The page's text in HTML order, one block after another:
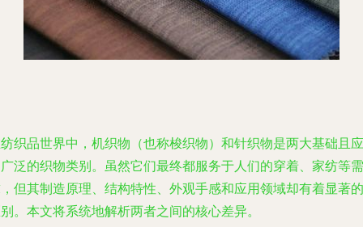
织品世界中，机织物（也称梭织物）和针织物是两大基础且应
泛的织物类别。虽然它们最终都服务于人们的穿着、家纺等需
但其制造原理、结构特性、外观手感和应用领域却有着显著的
。本文将系统地解析两者之间的核心差异。